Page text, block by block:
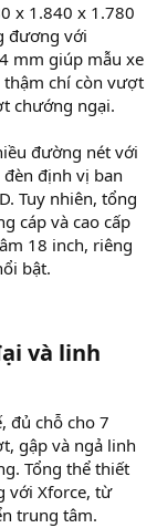
x 1.840 x 1.780
đương với
mm giúp mẫu xe
chí còn vượt
chướng ngại.
đường nét với
định vị ban
Tuy nhiên, tổng
cáp và cao cấp
18 inch, riêng
bật.
và linh
đủ chỗ cho 7
gập và ngả linh
Tổng thể thiết
với Xforce, từ
trung tâm.